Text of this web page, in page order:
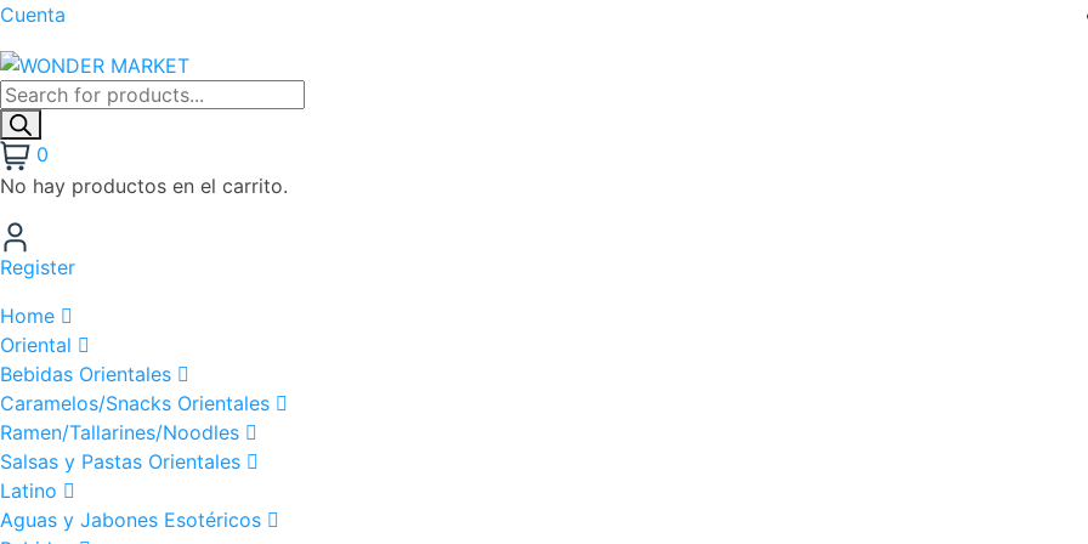
Cuenta
0
No hay productos en el carrito.
Register
Home
Oriental
Bebidas Orientales
Caramelos/Snacks Orientales
Ramen/Tallarines/Noodles
Salsas y Pastas Orientales
Latino
Aguas y Jabones Esotéricos